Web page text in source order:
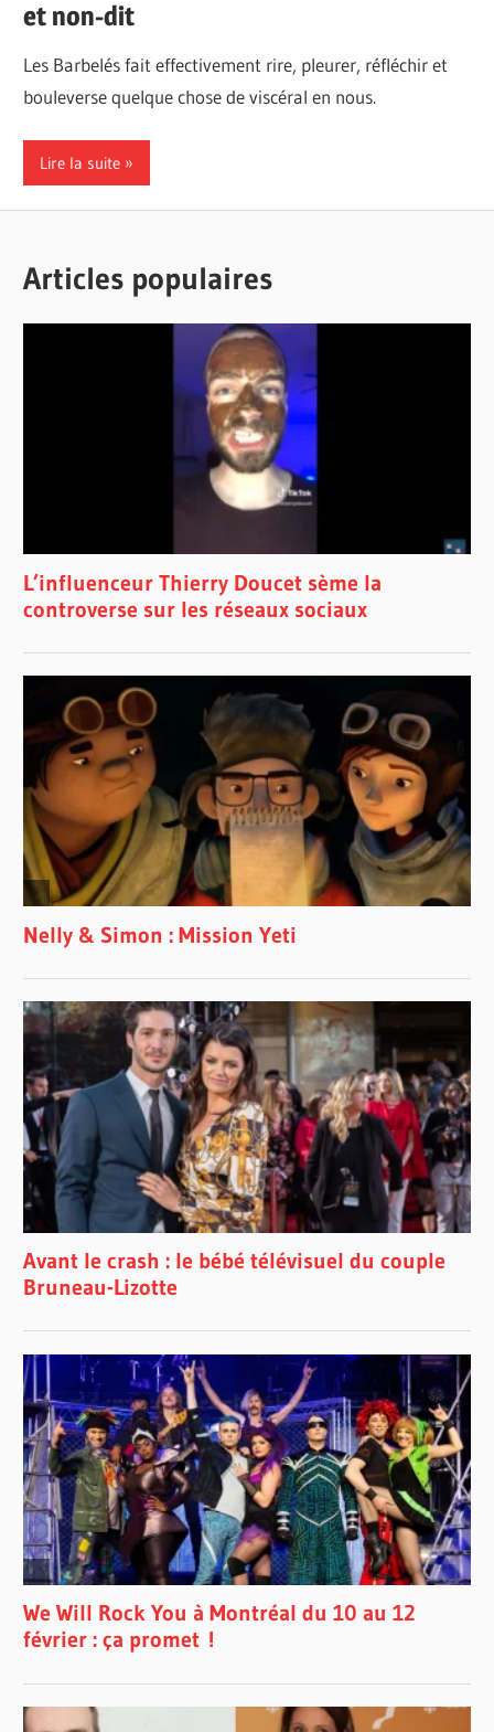
et non-dit
Les Barbelés fait effectivement rire, pleurer, réfléchir et
bouleverse quelque chose de viscéral en nous.
Lire la suite
Articles populaires